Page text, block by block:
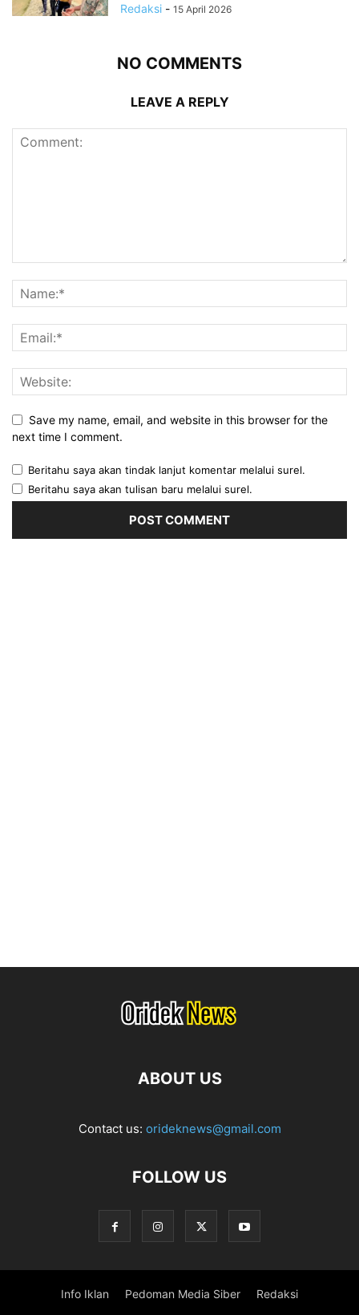
Redaksi - 15 April 2026
NO COMMENTS
LEAVE A REPLY
Save my name, email, and website in this browser for the
next time I comment.
Beritahu saya akan tindak lanjut komentar melalui surel.
Beritahu saya akan tulisan baru melalui surel.
ABOUT US
Contact us: orideknews@gmail.com
FOLLOW US
Info Iklan Pedoman Media Siber Redaksi